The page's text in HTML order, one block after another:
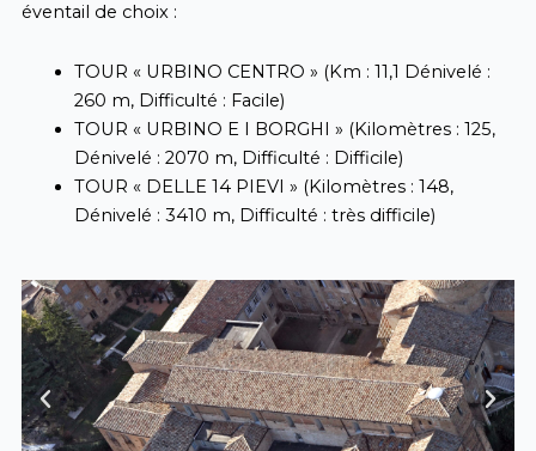
éventail de choix :
TOUR « URBINO CENTRO » (Km : 11,1 Dénivelé :
260 m, Difficulté : Facile)
TOUR « URBINO E I BORGHI » (Kilomètres : 125,
Dénivelé : 2070 m, Difficulté : Difficile)
TOUR « DELLE 14 PIEVI » (Kilomètres : 148,
Dénivelé : 3410 m, Difficulté : très difficile)
Previous Next